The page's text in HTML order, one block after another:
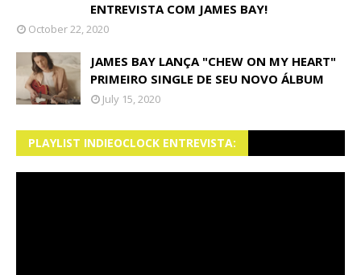
ENTREVISTA COM JAMES BAY!
October 22, 2020
JAMES BAY LANÇA "CHEW ON MY HEART"
PRIMEIRO SINGLE DE SEU NOVO ÁLBUM
July 15, 2020
PLAYLIST INDIEOCLOCK ENTREVISTA: